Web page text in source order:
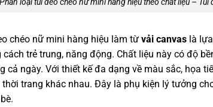
Phân loại túi đeo chéo nữ mini hàng hiệu theo chất liệu – Túi
chéo nữ mini hàng hiệu làm từ vải canvas là
trẻ trung, năng động. Chất liệu này có độ
cả ngày. Với thiết kế đa dạng về màu sắc, họa
trang khác nhau. Đây là phụ kiện lý tưởng